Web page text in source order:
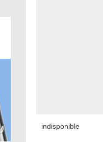
indisponible